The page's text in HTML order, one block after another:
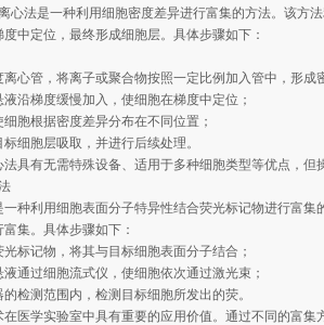
心法是一种利用细胞密度差异进行富集的方法。该方
度中定位，最终形成细胞层。具体步骤如下：
离心管，将离子或聚合物按照一定比例加入管中，形成
沿梯度缓慢加入，使细胞在梯度中定位；
胞根据密度差异分布在不同位置；
细胞层吸取，并进行后续处理。
法具有无需特殊设备、适用于多种细胞类型等优点，
一种利用细胞表面分子特异性结合荧光标记物进行富
集。具体步骤如下：
标记物，将其与目标细胞表面分子结合；
通过细胞流式仪，使细胞依次通过激光束；
检测范围内，检测目标细胞所发出的荧。
在医学实验室中具有重要的应用价值。通过不同的富